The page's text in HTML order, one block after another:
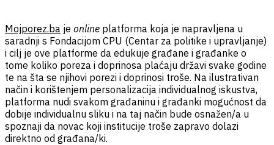
Mojporez.ba je online platforma koja je napravljena u
saradnji s Fondacijom CPU (Centar za politike i upravljanje)
i cilj je ove platforme da edukuje građane i građanke o
tome koliko poreza i doprinosa plaćaju državi svake godine
te na šta se njihovi porezi i doprinosi troše. Na ilustrativan
način i korištenjem personalizacija individualnog iskustva,
platforma nudi svakom građaninu i građanki mogućnost da
dobije individualnu sliku i na taj način bude osnažen/a u
spoznaji da novac koji institucije troše zapravo dolazi
direktno od građana/ki.